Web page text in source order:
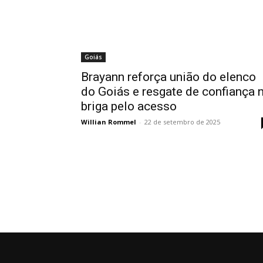
Goiás
Brayann reforça união do elenco
do Goiás e resgate de confiança
briga pelo acesso
Willian Rommel - 22 de setembro de 2025